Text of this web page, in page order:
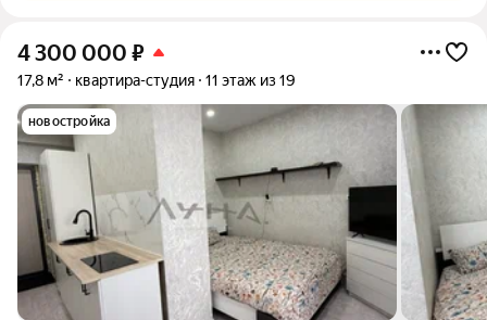
4 300 000 ₽
17,8 м² квартира-студия 11 этаж из 19
новостройка